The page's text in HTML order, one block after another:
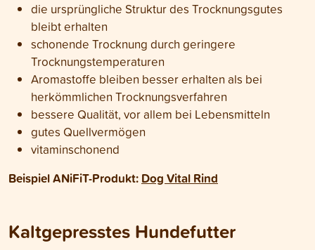
die ursprüngliche Struktur des Trocknungsgutes
bleibt erhalten
schonende Trocknung durch geringere
Trocknungstemperaturen
Aromastoffe bleiben besser erhalten als bei
herkömmlichen Trocknungsverfahren
bessere Qualität, vor allem bei Lebensmitteln
gutes Quellvermögen
vitaminschonend
Beispiel ANiFiT-Produkt: Dog Vital Rind
Kaltgepresstes Hundefutter